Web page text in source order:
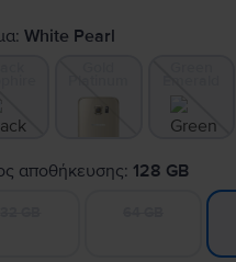
White Pearl
αποθήκευσης: 128 GB